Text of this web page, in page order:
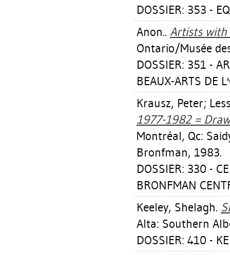
DOSSIER: 353 -
Anon.. Artists with
Ontario/Musée
DOSSIER: 351 -
BEAUX-ARTS DE
Krausz, Peter;
1977-1982 =
Montréal, Qc:
Bronfman, 1983.
DOSSIER: 330 -
BRONFMAN
Keeley, Shelagh.
Alta: Southern
DOSSIER: 410 -